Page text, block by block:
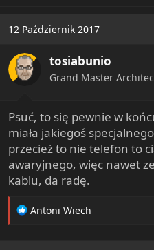
12 Październik 2017
tosiabunio
Grand Master
Psuć, to się pewnie w
miała jakiegoś
przecież to nie telefon to
awaryjnego, więc nawet
kablu, da radę.
R
Antoni Wiech